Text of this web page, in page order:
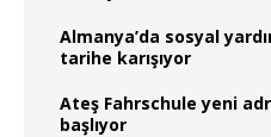
Almanya’da sosyal
tarihe karışıyor
Ateş Fahrschule yeni
başlıyor